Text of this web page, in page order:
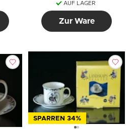
AUF LAGER
Zur Ware
SPARREN 34%